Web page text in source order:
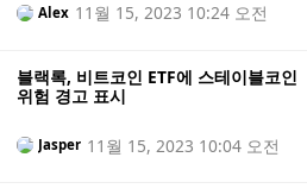
Alex 11월 15, 2023 10:24 오전
블랙록, 비트코인 ETF에 스테이블코인
위험 경고 표시
Jasper 11월 15, 2023 10:04 오전